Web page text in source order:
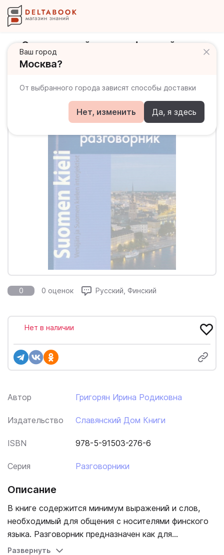
Ваш город
Москва?
От выбранного города зависят способы доставки
Нет, изменить Да, я здесь
Современный русско-финский
разговорник
0 0 оценок Русский, Финский
Автор Григорян Ирина Родиковна
Издательство Славянский Дом Книги
ISBN 978-5-91503-276-6
Серия Разговорники
Нет в наличии
Описание
В книге содержится минимум выражений и слов,
необходимый для общения с носителями финского
языка. Разговорник предназначен как для
неформального общения во время туристических
Развернуть